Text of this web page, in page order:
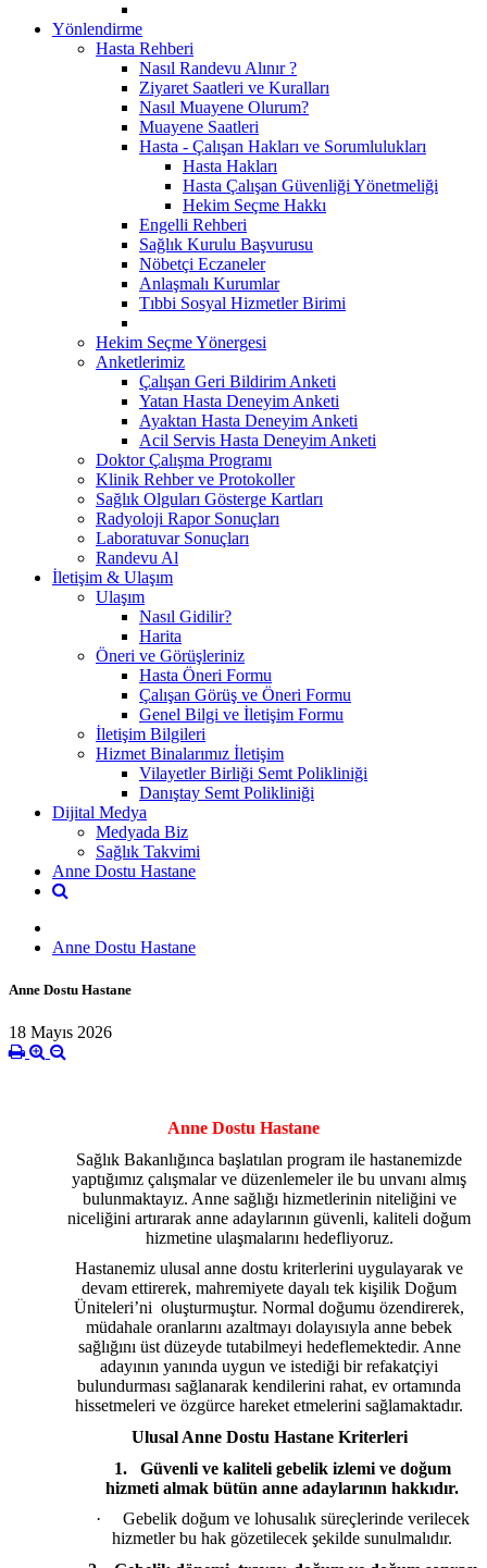
Yönlendirme
Hasta Rehberi
Nasıl Randevu Alınır ?
Ziyaret Saatleri ve Kuralları
Nasıl Muayene Olurum?
Muayene Saatleri
Hasta - Çalışan Hakları ve Sorumlulukları
Hasta Hakları
Hasta Çalışan Güvenliği Yönetmeliği
Hekim Seçme Hakkı
Engelli Rehberi
Sağlık Kurulu Başvurusu
Nöbetçi Eczaneler
Anlaşmalı Kurumlar
Tıbbi Sosyal Hizmetler Birimi
Hekim Seçme Yönergesi
Anketlerimiz
Çalışan Geri Bildirim Anketi
Yatan Hasta Deneyim Anketi
Ayaktan Hasta Deneyim Anketi
Acil Servis Hasta Deneyim Anketi
Doktor Çalışma Programı
Klinik Rehber ve Protokoller
Sağlık Olguları Gösterge Kartları
Radyoloji Rapor Sonuçları
Laboratuvar Sonuçları
Randevu Al
İletişim & Ulaşım
Ulaşım
Nasıl Gidilir?
Harita
Öneri ve Görüşleriniz
Hasta Öneri Formu
Çalışan Görüş ve Öneri Formu
Genel Bilgi ve İletişim Formu
İletişim Bilgileri
Hizmet Binalarımız İletişim
Vilayetler Birliği Semt Polikliniği
Danıştay Semt Polikliniği
Dijital Medya
Medyada Biz
Sağlık Takvimi
Anne Dostu Hastane
Anne Dostu Hastane
Anne Dostu Hastane
18 Mayıs 2026
Anne Dostu Hastane
Sağlık Bakanlığınca başlatılan program ile hastanemizde
yaptığımız çalışmalar ve düzenlemeler ile bu unvanı almış
bulunmaktayız. Anne sağlığı hizmetlerinin niteliğini ve
niceliğini artırarak anne adaylarının güvenli, kaliteli doğum
hizmetine ulaşmalarını hedefliyoruz.
Hastanemiz ulusal anne dostu kriterlerini uygulayarak ve
devam ettirerek, mahremiyete dayalı tek kişilik Doğum
Üniteleri’ni oluşturmuştur. Normal doğumu özendirerek,
müdahale oranlarını azaltmayı dolayısıyla anne bebek
sağlığını üst düzeyde tutabilmeyi hedeflemektedir. Anne
adayının yanında uygun ve istediği bir refakatçiyi
bulundurması sağlanarak kendilerini rahat, ev ortamında
hissetmeleri ve özgürce hareket etmelerini sağlamaktadır.
Ulusal Anne Dostu Hastane Kriterleri
1.
Güvenli ve kaliteli gebelik izlemi ve doğum
hizmeti almak bütün anne adaylarının hakkıdır.
·
Gebelik doğum ve lohusalık süreçlerinde verilecek
hizmetler bu hak gözetilecek şekilde sunulmalıdır.